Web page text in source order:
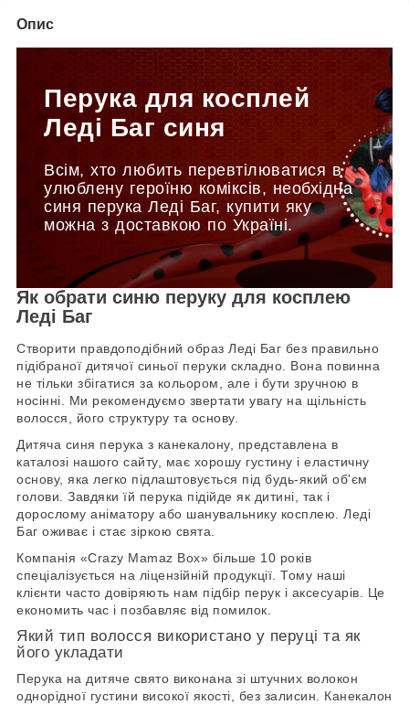
Опис
Перука для косплей
Леді Баг синя
Всім, хто любить перевтілюватися в
улюблену героїню коміксів, необхідна
синя перука Леді Баг, купити яку
можна з доставкою по Україні.
Як обрати синю перуку для косплею
Леді Баг
Створити правдоподібний образ Леді Баг без правильно
підібраної дитячої синьої перуки складно. Вона повинна
не тільки збігатися за кольором, але і бути зручною в
носінні. Ми рекомендуємо звертати увагу на щільність
волосся, його структуру та основу.
Дитяча синя перука з канекалону, представлена в
каталозі нашого сайту, має хорошу густину і еластичну
основу, яка легко підлаштовується під будь-який об'єм
голови. Завдяки їй перука підійде як дитині, так і
дорослому аніматору або шанувальнику косплею. Леді
Баг оживає і стає зіркою свята.
Компанія «Crazy Mamaz Box» більше 10 років
спеціалізується на ліцензійній продукції. Тому наші
клієнти часто довіряють нам підбір перук і аксесуарів. Це
економить час і позбавляє від помилок.
Який тип волосся використано у перуці та як
його укладати
Перука на дитяче свято виконана зі штучних волокон
однорідної густини високої якості, без залисин. Канекалон